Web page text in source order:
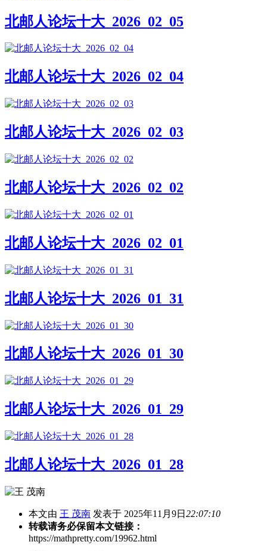
北邮人论坛十大_2026_02_05
北邮人论坛十大_2026_02_04
北邮人论坛十大_2026_02_03
北邮人论坛十大_2026_02_02
北邮人论坛十大_2026_02_01
北邮人论坛十大_2026_01_31
北邮人论坛十大_2026_01_30
北邮人论坛十大_2026_01_29
北邮人论坛十大_2026_01_28
本文由 王 茂南 发表于 2025年11月9日 22:07:10
转载请务必保留本文链接：
https://mathpretty.com/19962.html